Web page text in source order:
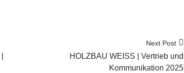
Next Post
HOLZBAU WEISS | Vertrieb und
Kommunikation 2025